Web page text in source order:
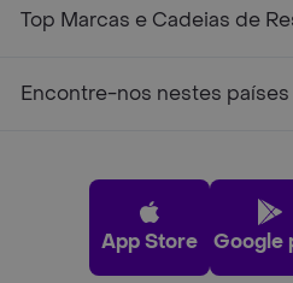
Top Marcas e Cadeias de
Encontre-nos nestes países
App Store Google